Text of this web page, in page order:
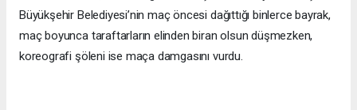
Büyükşehir Belediyesi’nin maç öncesi dağıttığı binlerce bayrak,
maç boyunca taraftarların elinden biran olsun düşmezken,
koreografi şöleni ise maça damgasını vurdu.